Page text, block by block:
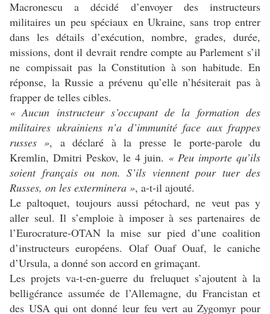
Macronescu a décidé d’envoyer des instructeurs
militaires un peu spéciaux en Ukraine, sans trop entrer
dans les détails d’exécution, nombre, grades, durée,
missions, dont il devrait rendre compte au Parlement s’il
ne compissait pas la Constitution à son habitude. En
réponse, la Russie a prévenu qu’elle n’hésiterait pas à
frapper de telles cibles.
« Aucun instructeur s’occupant de la formation des
militaires ukrainiens n’a d’immunité face aux frappes
russes », a déclaré à la presse le porte-parole du
Kremlin, Dmitri Peskov, le 4 juin. « Peu importe qu’ils
soient français ou non. S’ils viennent pour tuer des
Russes, on les exterminera », a-t-il ajouté.
Le paltoquet, toujours aussi pétochard, ne veut pas y
aller seul. Il s’emploie à imposer à ses partenaires de
l’Eurocrature-OTAN la mise sur pied d’une coalition
d’instructeurs européens. Olaf Ouaf Ouaf, le caniche
d’Ursula, a donné son accord en grimaçant.
Les projets va-t-en-guerre du freluquet s’ajoutent à la
belligérance assumée de l’Allemagne, du Francistan et
des USA qui ont donné leur feu vert au Zygomyr pour